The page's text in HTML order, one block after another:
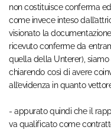
non costituisce conferma
come invece inteso
visionato la
ricevuto conferme da
quella della Unterer), siamo
chiarendo così di avere
all’evidenza in quanto
- appurato quindi che il
va qualificato come